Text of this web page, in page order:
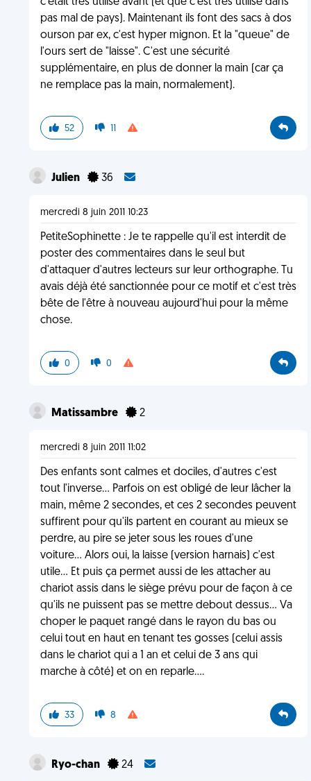
pas mal de pays). Maintenant ils font des sacs à dos
ourson par ex, c'est hyper mignon. Et la "queue" de
l'ours sert de "laisse". C'est une sécurité
supplémentaire, en plus de donner la main (car ça
ne remplace pas la main, normalement).
52 11
Julien 36
mercredi 8 juin 2011 10:23
PetiteSophinette : Je te rappelle qu'il est interdit de
poster des commentaires dans le seul but
d'attaquer d'autres lecteurs sur leur orthographe. Tu
avais déjà été sanctionnée pour ce motif et c'est très
bête de l'être à nouveau aujourd'hui pour la même
chose.
0 0
Matissambre 2
mercredi 8 juin 2011 11:02
Des enfants sont calmes et dociles, d'autres c'est
tout l'inverse... Parfois on est obligé de leur lâcher la
main, même 2 secondes, et ces 2 secondes peuvent
suffirent pour qu'ils partent en courant au mieux se
perdre, au pire se jeter sous les roues d'une
voiture... Alors oui, la laisse (version harnais) c'est
utile... Et puis ça permet aussi de les attacher au
chariot assis dans le siège prévu pour de façon à ce
qu'ils ne puissent pas se mettre debout dessus... Va
choper le paquet rangé dans le rayon du bas ou
celui tout en haut en tenant tes gosses (celui assis
dans le chariot qui a 1 an et celui de 3 ans qui
marche à côté) et on en reparle....
33 8
Ryo-chan 24